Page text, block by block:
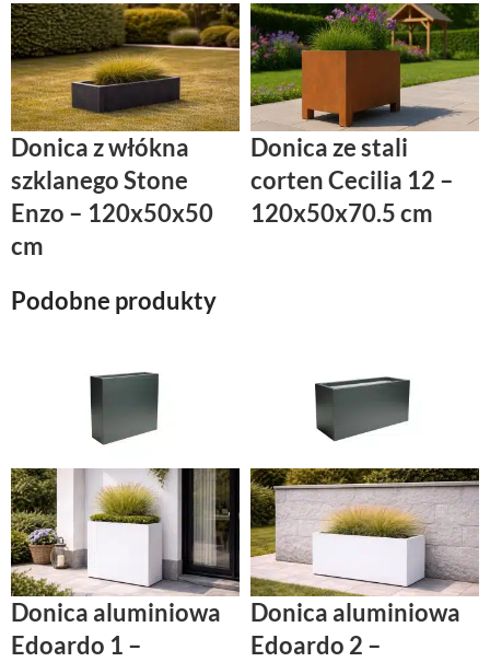
Donica z włókna
szklanego Stone
Enzo – 120x50x50
cm
Donica ze stali
corten Cecilia 12 –
120x50x70.5 cm
Podobne produkty
Donica aluminiowa
Edoardo 1 –
Donica aluminiowa
Edoardo 2 –